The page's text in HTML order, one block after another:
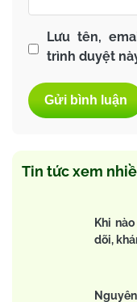
Lưu tên,
trình duyệt
Tin tức xem
Khi
dõi,